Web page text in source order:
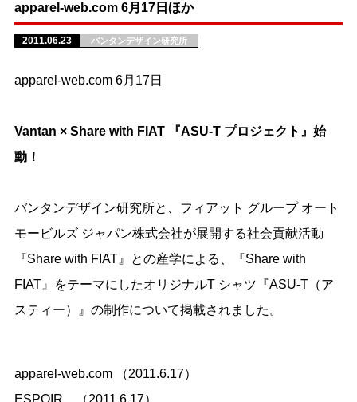
apparel-web.com 6月17日ほか
2011.06.23 バンタンデザイン研究所
apparel-web.com 6月17日
Vantan × Share with FIAT 『ASU-T プロジェクト』始
動！
バンタンデザイン研究所と、フィアット グループ オート
モービルズ ジャパン株式会社が展開する社会貢献活動
『Share with FIAT』との産学による、『Share with
FIAT』をテーマにしたオリジナルT シャツ『ASU-T（ア
スティー）』の制作について掲載されました。
apparel-web.com
（2011.6.17）
ESPOIR （2011.6.17）